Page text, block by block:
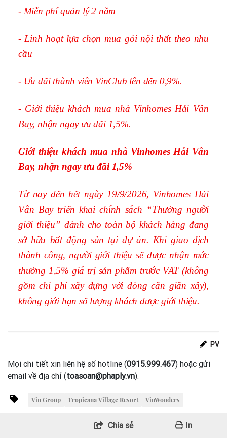
- Miễn phí quản lý 2 năm
- Linh hoạt lựa chọn mua gói nội thất theo nhu
cầu
- Ưu đãi thành viên VinClub lên đến 0,9%.
- Giới thiệu khách mua nhà Vinhomes Hải Vân
Bay, nhận ngay ưu đãi 1,5%.
Giới thiệu khách mua nhà Vinhomes Hải Vân
Bay, nhận ngay ưu đãi 1,5%
Từ nay đến hết ngày 19/9/2026, Vinhomes Hải
Vân Bay triển khai chính sách “Thưởng người
giới thiệu” dành cho toàn bộ khách hàng đang
sở hữu bất động sản tại dự án. Khi giao dịch
thành công, người giới thiệu sẽ được nhận mức
thưởng 1,5% giá trị sản phẩm trước VAT (không
gồm chi phí xây dựng với dòng căn giãn xây),
không giới hạn số lượng khách được giới thiệu.
PV
Mọi chi tiết xin liên hệ số hotline (0915.999.467) hoặc gửi
email về địa chỉ (toasoan@phaply.vn).
Vin Group Tropicana Village Resort VinWonders
Chia sẻ In